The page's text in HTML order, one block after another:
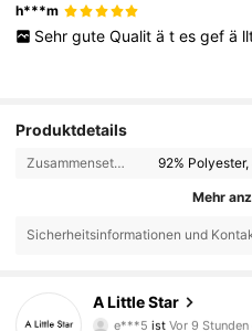
h***m
Sehr gute Qualit ä t es gef ä
Produktdetails
Zusammensetzung: 92% Polyester,
Mehr
Sicherheitsinformationen und
A Little Star
e***5 istVor 9 Stunden
4,87
1K Follower